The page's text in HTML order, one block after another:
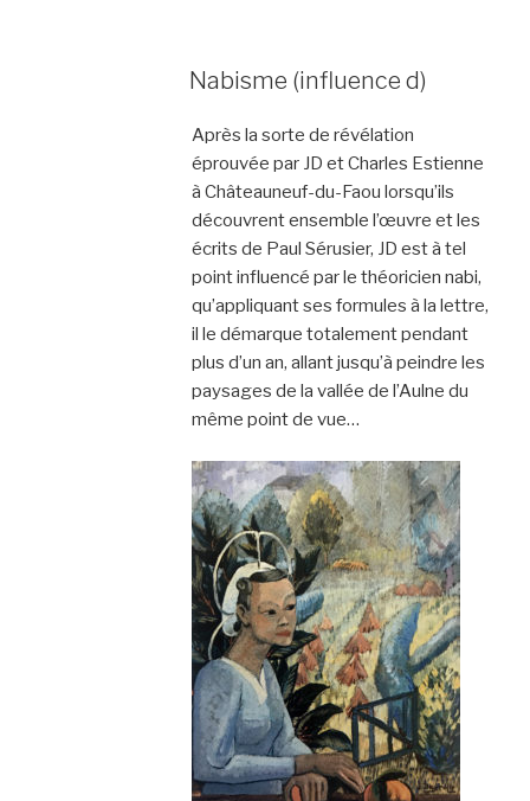
Nabisme (influence d)
Après la sorte de révélation
éprouvée par JD et Charles Estienne
à Châteauneuf-du-Faou lorsqu’ils
découvrent ensemble l’œuvre et les
écrits de Paul Sérusier, JD est à tel
point influencé par le théoricien nabi,
qu’appliquant ses formules à la lettre,
il le démarque totalement pendant
plus d’un an, allant jusqu’à peindre les
paysages de la vallée de l’Aulne du
même point de vue…